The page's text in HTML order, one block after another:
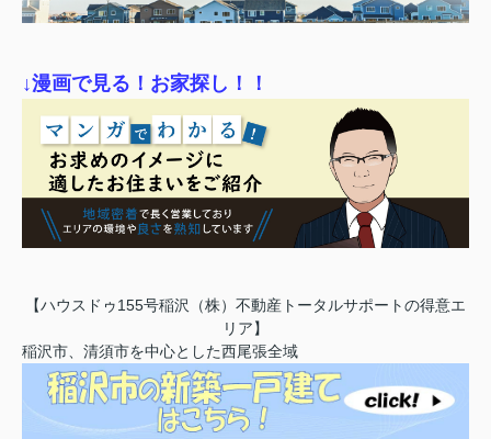
↓漫画で見る！お家探し！！
【ハウスドゥ155号稲沢（株）不動産トータルサポートの得意エ
リア】
稲沢市、清須市を中心とした西尾張全域